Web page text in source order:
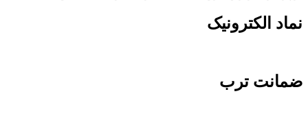
نماد الکترونیک
ضمانت ترب